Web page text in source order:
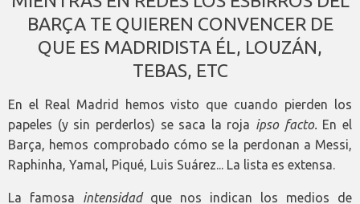
BARÇA TE QUIEREN CONVENCER DE
QUE ES MADRIDISTA ÉL, LOUZÁN,
TEBAS, ETC
En el Real Madrid hemos visto que cuando pierden los
papeles (y sin perderlos) se saca la roja ipso facto. En el
Barça, hemos comprobado cómo se la perdonan a Messi,
Raphinha, Yamal, Piqué, Luis Suárez... La lista es extensa.
La famosa intensidadque nos indican los medios de